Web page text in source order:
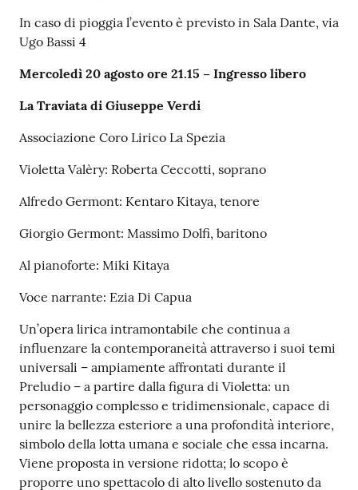
In caso di pioggia l’evento è previsto in Sala Dante, via
Ugo Bassi 4
Mercoledì 20 agosto ore 21.15 – Ingresso libero
La Traviata di Giuseppe Verdi
Associazione Coro Lirico La Spezia
Violetta Valèry: Roberta Ceccotti, soprano
Alfredo Germont: Kentaro Kitaya, tenore
Giorgio Germont: Massimo Dolfi, baritono
Al pianoforte: Miki Kitaya
Voce narrante: Ezia Di Capua
Un’opera lirica intramontabile che continua a
influenzare la contemporaneità attraverso i suoi temi
universali – ampiamente affrontati durante il
Preludio – a partire dalla figura di Violetta: un
personaggio complesso e tridimensionale, capace di
unire la bellezza esteriore a una profondità interiore,
simbolo della lotta umana e sociale che essa incarna.
Viene proposta in versione ridotta; lo scopo è
proporre uno spettacolo di alto livello sostenuto da